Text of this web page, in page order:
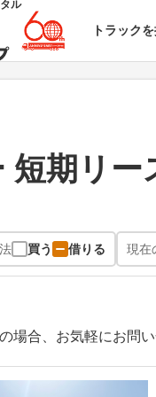
ル
トラック
短期リー
買う 借りる 現在
場合、お気軽にお問い